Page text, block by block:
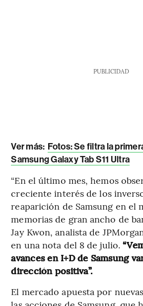
PUBLICIDAD
Ver más: Fotos: Se filtra la
Samsung Galaxy Tab S11 Ultra
“En el último mes, hemos
creciente interés de los
reaparición de Samsung en el
memorias de gran ancho de
Jay Kwon, analista de
en una nota del 8 de julio.
avances en I+D de Samsung
dirección positiva”.
El mercado apuesta por